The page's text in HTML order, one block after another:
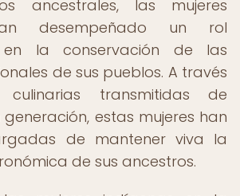
ancestrales, las mujeres
desempeñado un rol
en la conservación de las
de sus pueblos. A través
transmitidas de
estas mujeres han
de mantener viva la
de sus ancestros.